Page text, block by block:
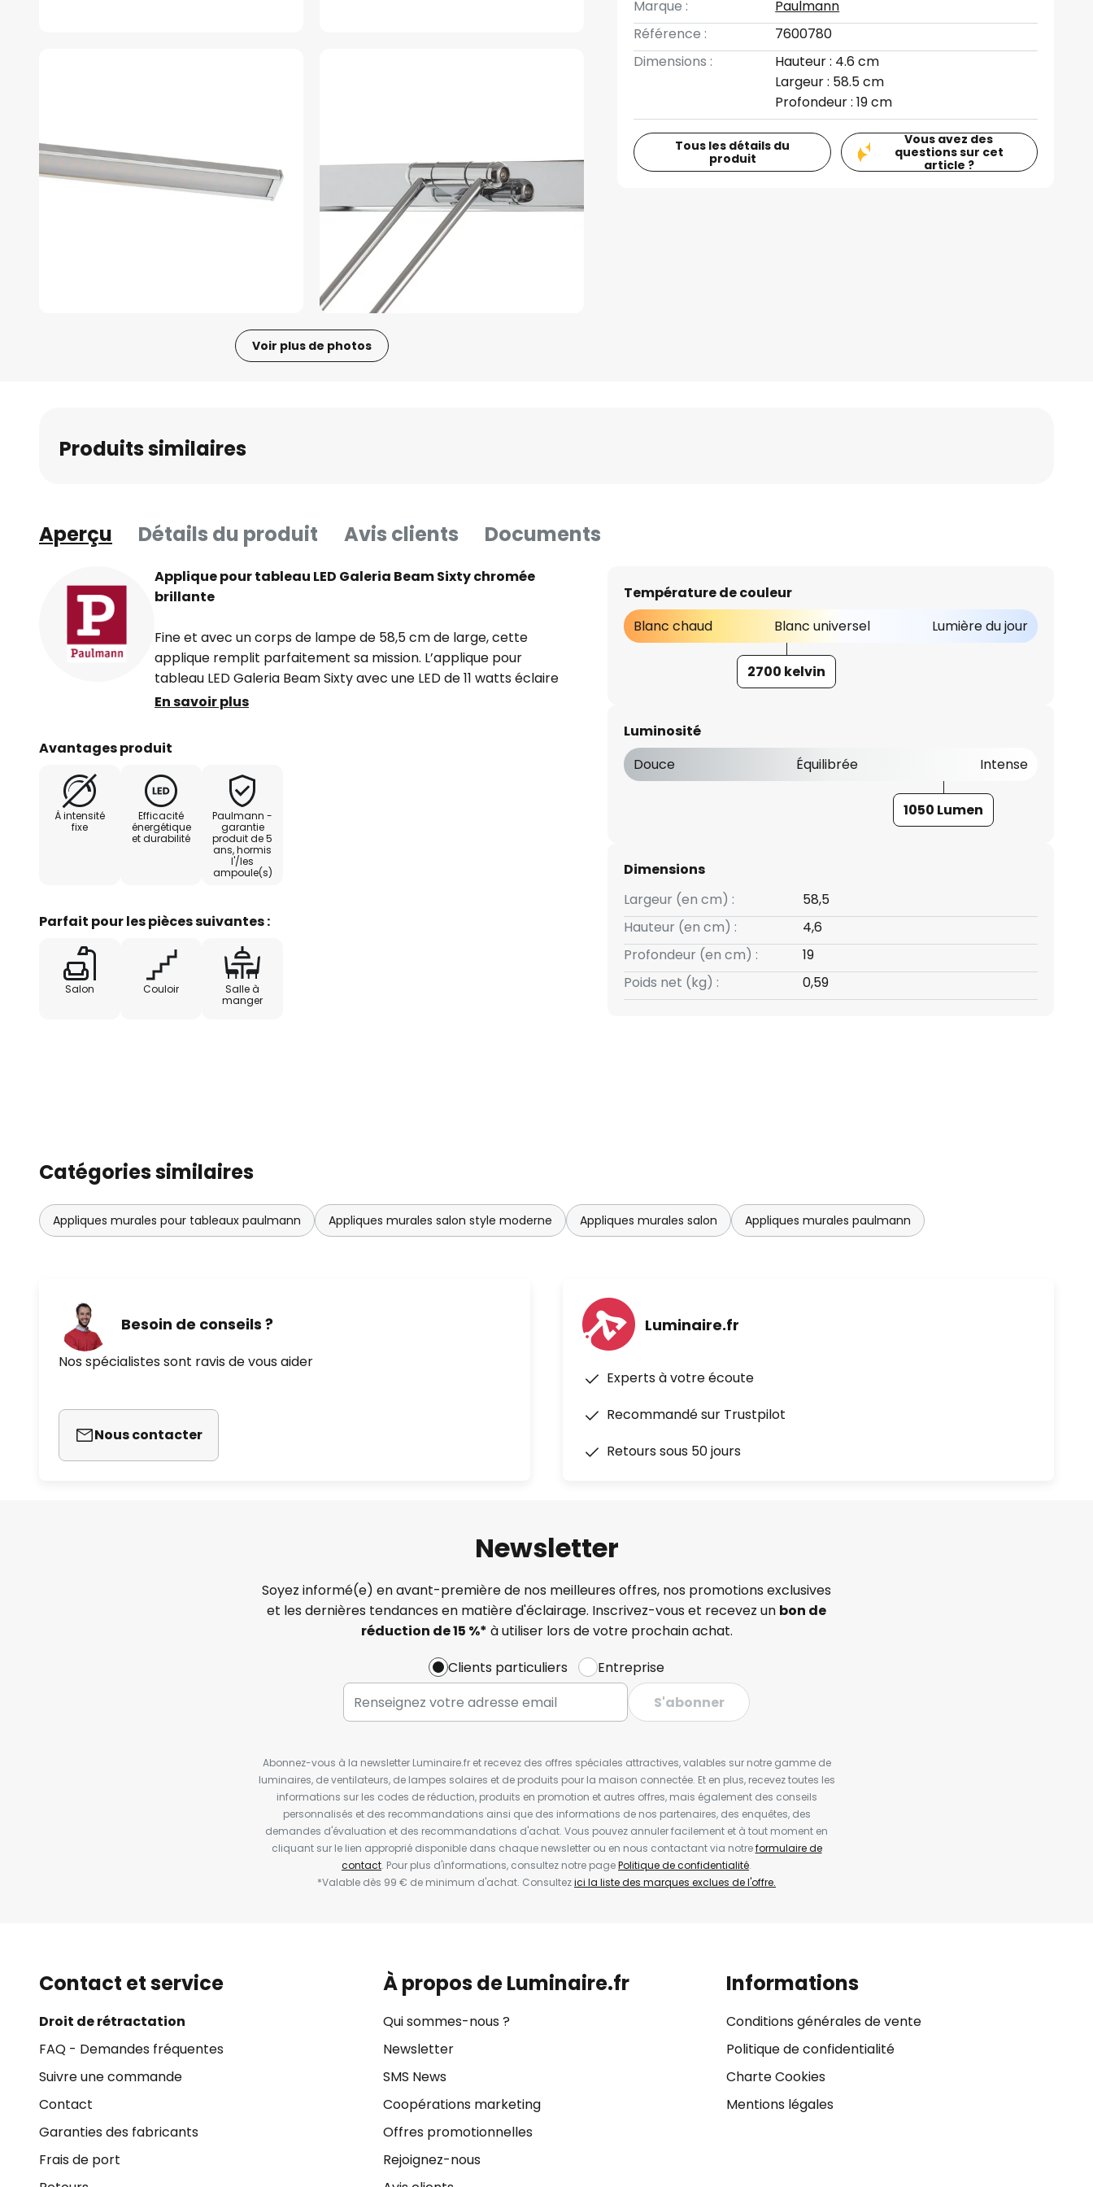
Voir plus de photos
Marque :
Paulmann
Référence :
7600780
Dimensions :
Hauteur : 4.6 cm
Largeur : 58.5 cm
Profondeur : 19 cm
Tous les détails du
produit
Vous avez des
questions sur cet
article ?
Produits similaires
Aperçu Détails du produit Avis clients Documents
Applique pour tableau LED Galeria Beam Sixty chromée
brillante
Fine et avec un corps de lampe de 58,5 cm de large, cette
applique remplit parfaitement sa mission. L’applique pour
tableau LED Galeria Beam Sixty avec une LED de 11 watts éclaire
parfaitement n'importe quelle photo ou n’importe quel tableau.
nombreux intérieurs actuels. Sa lumière blanc chaud de 2 700 K
des personnes.
En savoir plus
Avantages produit
À intensité
fixe
Efficacité
énergétique
et durabilité
Paulmann -
garantie
produit de 5
ans, hormis
l'/les
ampoule(s)
Parfait pour les pièces suivantes :
Salon Couloir
Salle à
manger
Température de couleur
Blanc chaud
Blanc universel Lumière du jour
2700 kelvin
Luminosité
Douce
Équilibrée Intense
1050 Lumen
Dimensions
Largeur (en cm) :
58,5
Hauteur (en cm) :
4,6
Profondeur (en cm) :
19
Poids net (kg) :
0,59
Catégories similaires
Appliques murales pour tableaux paulmann Appliques murales salon style moderne Appliques murales salon Appliques murales paulmann
Besoin de conseils ?
Nos spécialistes sont ravis de vous aider
Nous contacter
Luminaire.fr
Experts à votre écoute
Recommandé sur Trustpilot
Retours sous 50 jours
Newsletter
Soyez informé(e) en avant-première de nos meilleures offres, nos promotions exclusives
et les dernières tendances en matière d'éclairage. Inscrivez-vous et recevez un bon de
réduction de 15 %* à utiliser lors de votre prochain achat.
Clients particuliers
Entreprise
S'abonner
Abonnez-vous à la newsletter Luminaire.fr et recevez des offres spéciales attractives, valables sur notre gamme de
luminaires, de ventilateurs, de lampes solaires et de produits pour la maison connectée. Et en plus, recevez toutes les
informations sur les codes de réduction, produits en promotion et autres offres, mais également des conseils
personnalisés et des recommandations ainsi que des informations de nos partenaires, des enquêtes, des
demandes d'évaluation et des recommandations d'achat. Vous pouvez annuler facilement et à tout moment en
cliquant sur le lien approprié disponible dans chaque newsletter ou en nous contactant via notreformulaire de
contact. Pour plus d'informations, consultez notre pagePolitique de confidentialité.
*Valable dès 99 € de minimum d'achat. Consultezici la liste des marques exclues de l'offre.
Contact et service
Droit de rétractation
FAQ - Demandes fréquentes
Suivre une commande
Contact
Garanties des fabricants
Frais de port
À propos de Luminaire.fr
Qui sommes-nous ?
Newsletter
SMS News
Coopérations marketing
Offres promotionnelles
Rejoignez-nous
Informations
Conditions générales de vente
Politique de confidentialité
Charte Cookies
Mentions légales